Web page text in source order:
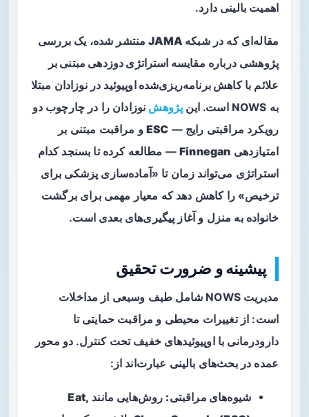
اهمیت بالینی دارد.
مقاله‌ای که در شبکهJAMAمنتشر شده، یک بررسی
پژوهشی درباره مقایسه استراتژی دوزدهی مبتنی بر
علائم باکاهش برنامه‌ریزی‌شده اوپیوئید در نوزادان مبتلا
به NOWS است. این
پژوهش نوزادان را در چارچوب دو
رویکرد مراقبتی رایج — ESC و مراقبت مبتنی بر
امتیازدهی Finnegan— مطالعه کرده تا بسنجد کدام
استراتژی می‌تواند زمان تا «آماده‌سازی پزشکی برای
ترخیص» را کاهش دهد که معیار مهمی برای برگشت
خانواده به منزل و آغاز پیگیری‌های بعدی است.
پیشینه و ضرورت تحقیق
مدیریت NOWS شامل طیف وسیعی از مداخلات
است: از تغییرات محیطی و مراقبت حمایتی تا
دارودرمانی با اوپیوئیدهای خفیف تحت کنترل. دو محور
عمده در بحث‌های بالینی عبارت‌اند از:
شیوه‌های مراقبتی: روش‌هایی مانند Eat,